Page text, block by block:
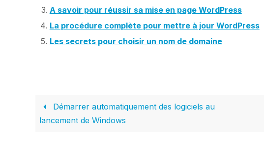
A savoir pour réussir sa mise en page WordPress
La procédure complète pour mettre à jour WordPress
Les secrets pour choisir un nom de domaine
Démarrer automatiquement des logiciels au
lancement de Windows